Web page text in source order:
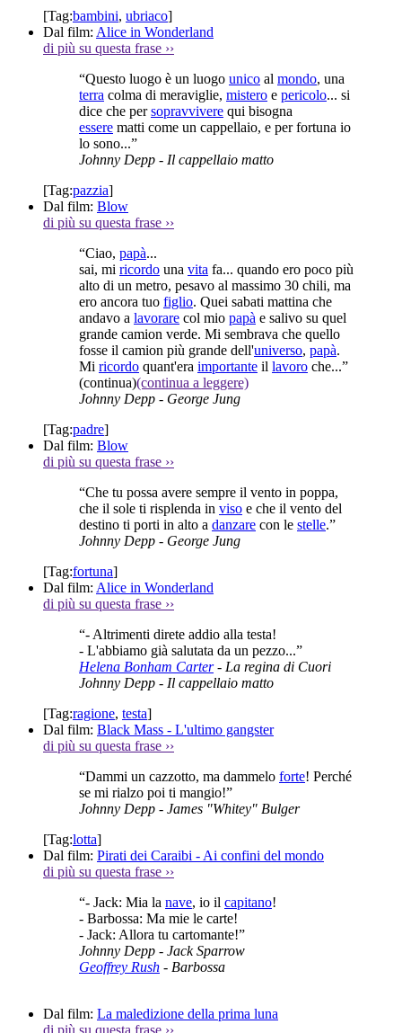
[Tag:bambini, ubriaco]
Dal film: Alice in Wonderland
di più su questa frase ››
“Questo luogo è un luogo unico al mondo, una
terra colma di meraviglie, mistero e pericolo... si
dice che persopravvivere qui bisogna
essere matti come un cappellaio, e per fortuna io
lo sono...”
Johnny Depp - Il cappellaio matto
[Tag:pazzia]
Dal film: Blow
di più su questa frase ››
“Ciao, papà...
sai, mi ricordo una vita fa... quando ero poco più
alto di un metro, pesavo al massimo 30 chili, ma
ero ancora tuo figlio. Quei sabati mattina che
andavo a lavorare col mio papà e salivo su quel
grande camion verde. Mi sembrava che quello
fosse il camion più grande dell'universo, papà.
Mi ricordo quant'era importante il lavoro che...”
(continua)(continua a leggere)
Johnny Depp - George Jung
[Tag:padre]
Dal film: Blow
di più su questa frase ››
“Che tu possa avere sempre il vento in poppa,
che il sole ti risplenda in viso e che il vento del
destino ti porti in alto a danzare con le stelle.”
Johnny Depp - George Jung
[Tag:fortuna]
Dal film: Alice in Wonderland
di più su questa frase ››
“- Altrimenti direte addio alla testa!
- L'abbiamo già salutata da un pezzo...”
Helena Bonham Carter- La regina di Cuori
Johnny Depp - Il cappellaio matto
[Tag:ragione, testa]
Dal film: Black Mass - L'ultimo gangster
di più su questa frase ››
“Dammi un cazzotto, ma dammelo forte! Perché
se mi rialzo poi ti mangio!”
Johnny Depp - James "Whitey" Bulger
[Tag:lotta]
Dal film: Pirati dei Caraibi - Ai confini del mondo
di più su questa frase ››
“- Jack: Mia la nave, io il capitano!
- Barbossa: Ma mie le carte!
- Jack: Allora tu cartomante!”
Johnny Depp - Jack Sparrow
Geoffrey Rush - Barbossa
Dal film: La maledizione della prima luna
di più su questa frase ››